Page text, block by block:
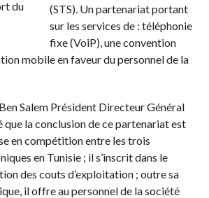
(STS). Un partenariat portant
sur les services de : téléphonie
fixe (VoiP), une convention
mobile en faveur du personnel de la
Salem Président Directeur Général
que la conclusion de ce partenariat est
en compétition entre les trois
en Tunisie ; il s’inscrit dans le
des couts d’exploitation ; outre sa
il offre au personnel de la société